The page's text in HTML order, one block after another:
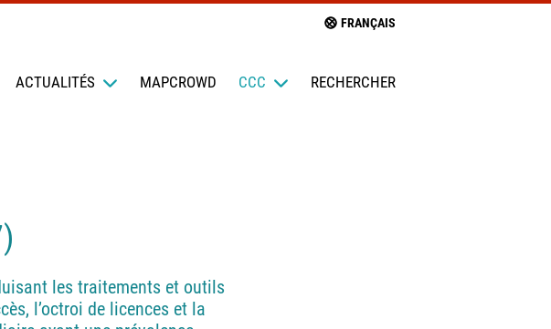
ACTUALITÉS MAPCROWD CCC RECHERCHER
FRANÇAIS
les traitements et outils
l’octroi de licences et la